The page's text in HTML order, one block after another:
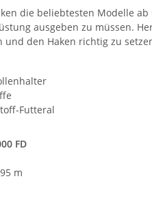
die beliebtesten Modelle
ausgeben zu müssen.
und den Haken richtig zu
Futteral
FD
m